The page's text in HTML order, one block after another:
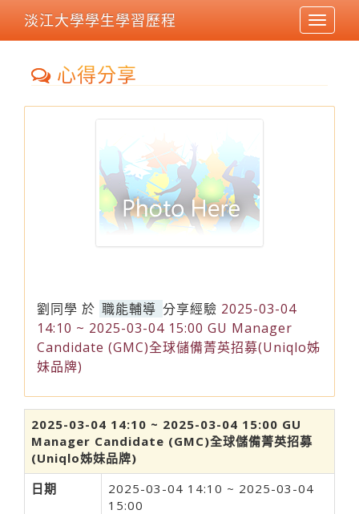
Toggle
淡江大學學生學習歷程
心得分享
劉同學 於 職能輔導 分享經驗 2025-03-04
14:10 ~ 2025-03-04 15:00 GU Manager
Candidate (GMC)全球儲備菁英招募(Uniqlo姊
妹品牌)
2025-03-04 14:10 ~ 2025-03-04 15:00 GU
Manager Candidate (GMC)全球儲備菁英招募
(Uniqlo姊妹品牌)
日期
2025-03-04 14:10 ~ 2025-03-04
15:00